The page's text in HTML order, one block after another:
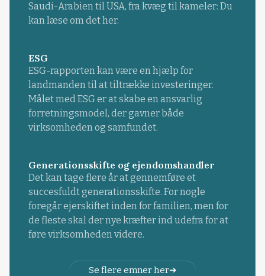
Saudi-Arabien til USA, fra kvæg til kameler: Du
kan læse om det her.
ESG
ESG-rapporten kan være en hjælp for
landmanden til at tiltrække investeringer.
Målet med ESG er at skabe en ansvarlig
forretningsmodel, der gavner både
virksomheden og samfundet.
Generationsskifte og ejendomshandler
Det kan tage flere år at gennemføre et
succesfuldt generationsskifte. For nogle
foregår ejerskiftet inden for familien, men for
de fleste skal der nye kræfter ind udefra for at
føre virksomheden videre.
Se flere emner her